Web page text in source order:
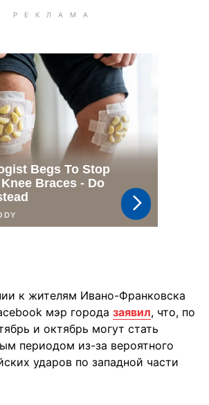
к жителям Ивано-Франковска
мэр города заявил, что, по
и октябрь могут стать
периодом из-за вероятного
ударов по западной части